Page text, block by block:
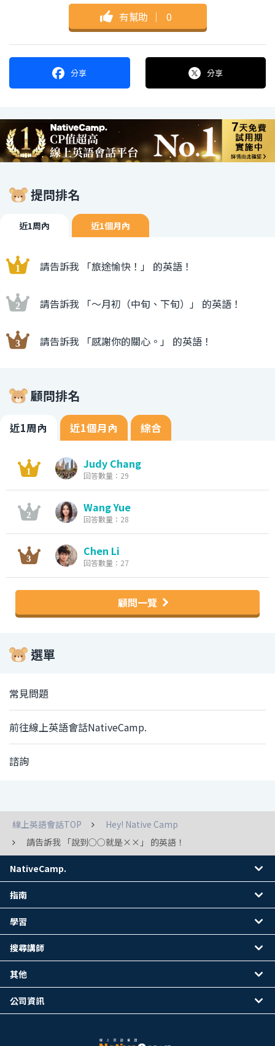
有幫助 ｜ 0
分享 分享
提問排名
近1周內 近1個月內
請告訴我 「旅途愉快！」 的英語！
請告訴我 「〜月初（中旬、下旬）」 的英語！
請告訴我 「感謝你的關心。」 的英語！
顧問排名
近1周內 近1個月內 綜合
Judy Chang
回答數量：29
Wang Yue
回答數量：28
Chen Li
回答數量：27
顧問一覽
選單
常見問題
前往線上英語會話NativeCamp.
諮詢
線上英語會話TOP
Hey! Native Camp
請告訴我 「說到○○就是××」 的英語！
NativeCamp.
指南
學習
搜尋講師
其他
公司資訊